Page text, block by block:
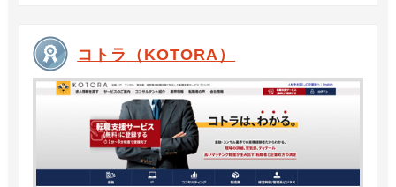
コトラ（KOTORA）